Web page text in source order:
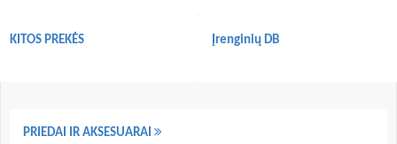
KITOS PREKĖS Įrenginių DB
PRIEDAI IR AKSESUARAI